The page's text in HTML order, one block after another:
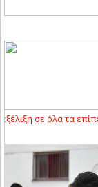
τα επίπεδα (ΕΙΚΟΝΑ)